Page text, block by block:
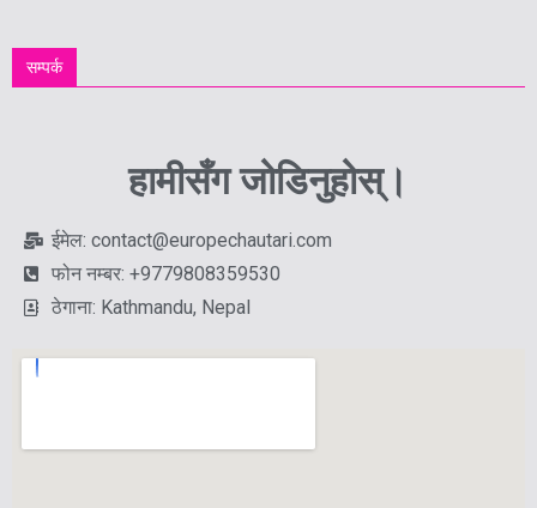
सम्पर्क
हामीसँग जोडिनुहोस्।
ईमेल: contact@europechautari.com
फोन नम्बर: +9779808359530
ठेगाना: Kathmandu, Nepal